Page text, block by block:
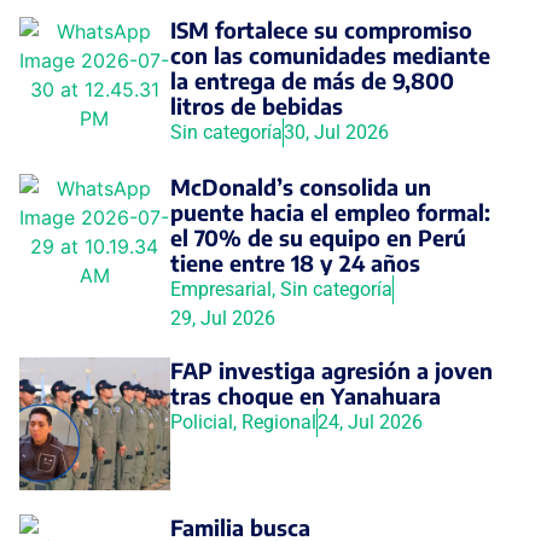
ISM fortalece su compromiso
con las comunidades mediante
la entrega de más de 9,800
litros de bebidas
Sin categoría30, Jul 2026
McDonald’s consolida un
puente hacia el empleo formal:
el 70% de su equipo en Perú
tiene entre 18 y 24 años
Empresarial , Sin categoría
29, Jul 2026
FAP investiga agresión a joven
tras choque en Yanahuara
Policial , Regional 24, Jul 2026
Familia busca